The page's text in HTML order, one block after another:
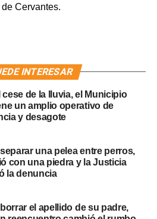
Cervantes.
INTERESAR
cese de la lluvia, el Municipio
un amplio operativo de
y desagote
una pelea entre perros,
con una piedra y la Justicia
la denuncia
el apellido de su padre,